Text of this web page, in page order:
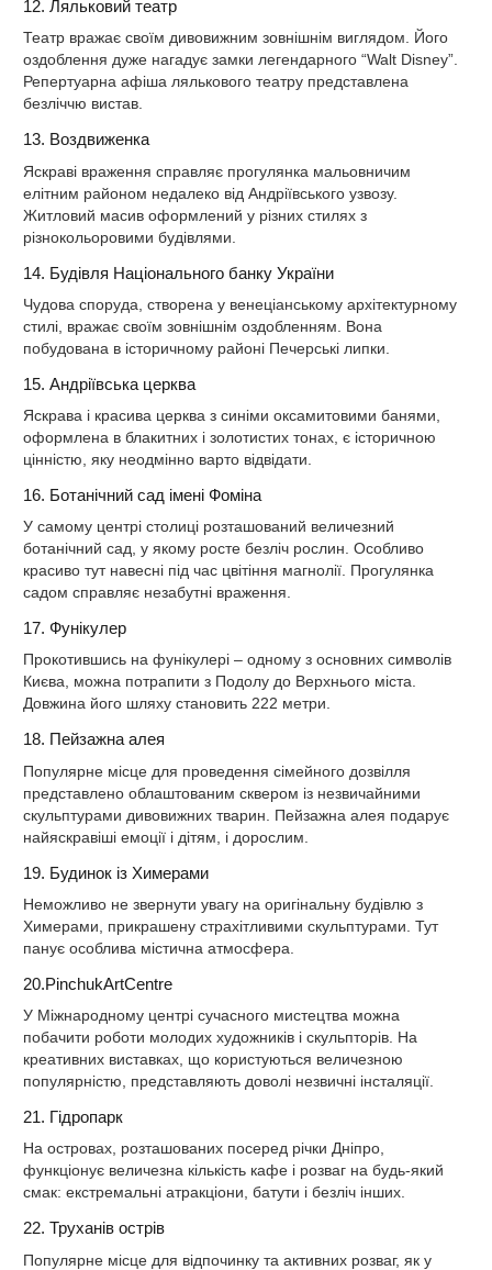
12. Ляльковий театр
Театр вражає своїм дивовижним зовнішнім виглядом. Його
оздоблення дуже нагадує замки легендарного “Walt Disney”.
Репертуарна афіша лялькового театру представлена
безліччю вистав.
13. Воздвиженка
Яскраві враження справляє прогулянка мальовничим
елітним районом недалеко від Андріївського узвозу.
Житловий масив оформлений у різних стилях з
різнокольоровими будівлями.
14. Будівля Національного банку України
Чудова споруда, створена у венеціанському архітектурному
стилі, вражає своїм зовнішнім оздобленням. Вона
побудована в історичному районі Печерські липки.
15. Андріївська церква
Яскрава і красива церква з синіми оксамитовими банями,
оформлена в блакитних і золотистих тонах, є історичною
цінністю, яку неодмінно варто відвідати.
16. Ботанічний сад імені Фоміна
У самому центрі столиці розташований величезний
ботанічний сад, у якому росте безліч рослин. Особливо
красиво тут навесні під час цвітіння магнолії. Прогулянка
садом справляє незабутні враження.
17. Фунікулер
Прокотившись на фунікулері – одному з основних символів
Києва, можна потрапити з Подолу до Верхнього міста.
Довжина його шляху становить 222 метри.
18. Пейзажна алея
Популярне місце для проведення сімейного дозвілля
представлено облаштованим сквером із незвичайними
скульптурами дивовижних тварин. Пейзажна алея подарує
найяскравіші емоції і дітям, і дорослим.
19. Будинок із Химерами
Неможливо не звернути увагу на оригінальну будівлю з
Химерами, прикрашену страхітливими скульптурами. Тут
панує особлива містична атмосфера.
20.PinchukArtCentre
У Міжнародному центрі сучасного мистецтва можна
побачити роботи молодих художників і скульпторів. На
креативних виставках, що користуються величезною
популярністю, представляють доволі незвичні інсталяції.
21. Гідропарк
На островах, розташованих посеред річки Дніпро,
функціонує величезна кількість кафе і розваг на будь-який
смак: екстремальні атракціони, батути і безліч інших.
22. Труханів острів
Популярне місце для відпочинку та активних розваг, як у